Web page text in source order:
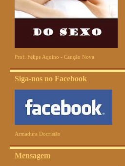
Prof. Felipe Aquino - Canção Nova
Siga-nos no Facebook
Armadura Docristão
Mensagem